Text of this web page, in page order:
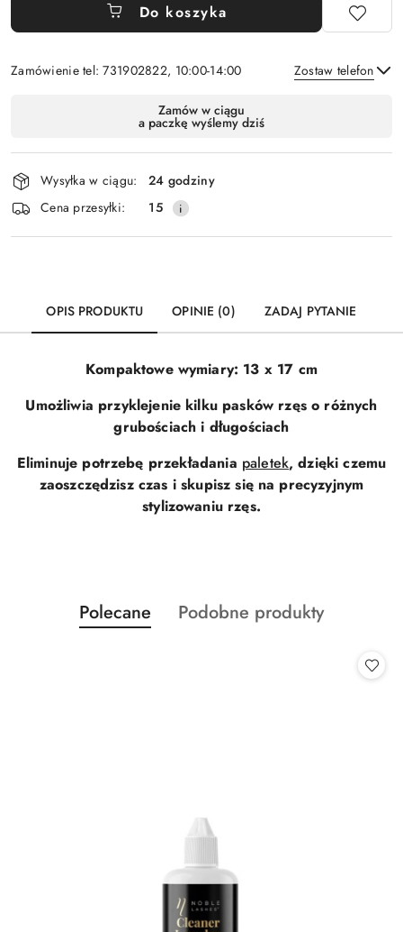
Do koszyka
Zamówienie tel: 731902822, 10:00-14:00 Zostaw telefon
Wyślij
dostawa
Zamów w ciągu
a paczkę wyślemy dziś
Wysyłka w ciągu:
24 godziny
Cena przesyłki:
15
OPIS PRODUKTU OPINIE (0) ZADAJ PYTANIE
Kompaktowe wymiary: 13 x 17 cm
Umożliwia przyklejenie kilku pasków rzęs o różnych
grubościach i długościach
Eliminuje potrzebę przekładania paletek, dzięki czemu
zaoszczędzisz czas i skupisz się na precyzyjnym
stylizowaniu rzęs.
Pomiń karuzelę produktów
Produkty
o
Polecane
Produkty
Podobne produkty